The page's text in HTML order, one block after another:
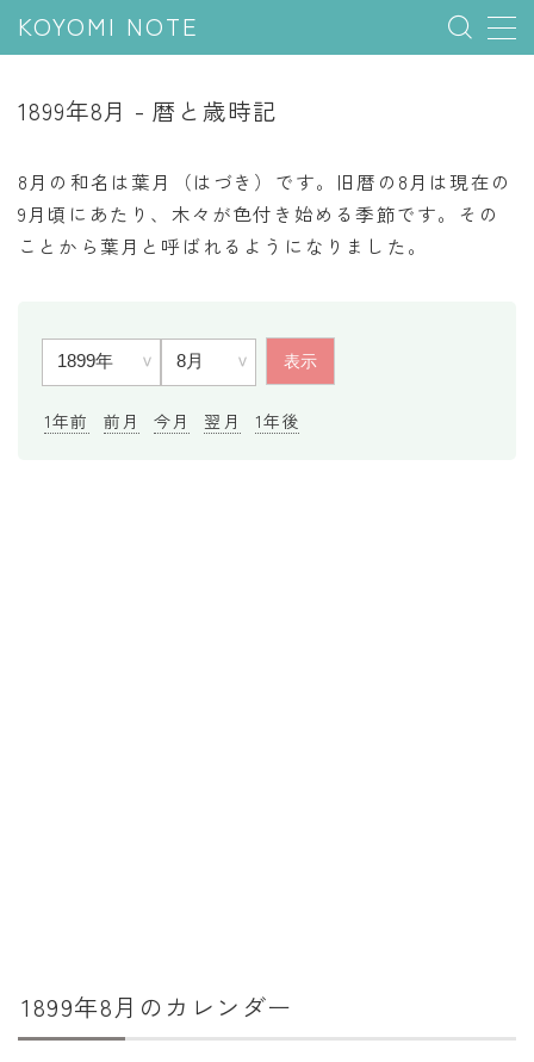
KOYOMI NOTE
五節句
年中行事
七十二候
雑節
二十七宿
1899年8月 - 暦と歳時記
8月の和名は葉月（はづき）です。旧暦の8月は現在の
9月頃にあたり、木々が色付き始める季節です。その
ことから葉月と呼ばれるようになりました。
1年前 前月 今月 翌月 1年後
1899年8月のカレンダー